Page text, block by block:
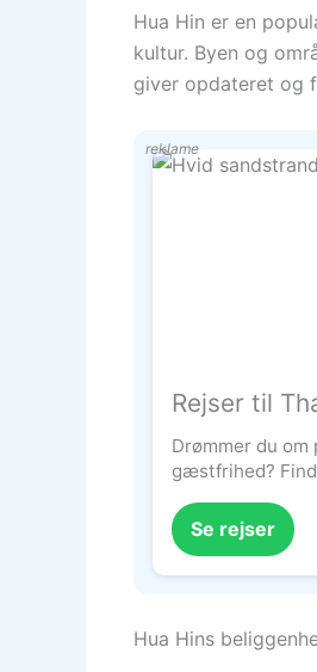
Hua Hin er en
kultur. Byen og
giver opdateret og
reklame
Rejser til
Drømmer du
gæstfrihed?
Se rejser
Hua Hins